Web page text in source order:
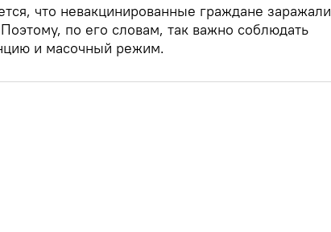
что невакцинированные граждане заражали
по его словам, так важно соблюдать
и масочный режим.